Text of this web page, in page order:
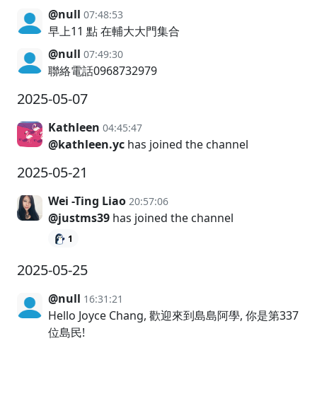
@null 07:48:53
早上11 點 在輔大大門集合
@null 07:49:30
聯絡電話0968732979
2025-05-07
Kathleen 04:45:47
@kathleen.yc has joined the channel
2025-05-21
Wei -Ting Liao 20:57:06
@justms39 has joined the channel
1
2025-05-25
@null 16:31:21
Hello Joyce Chang, 歡迎來到島島阿學, 你是第337
位島民!